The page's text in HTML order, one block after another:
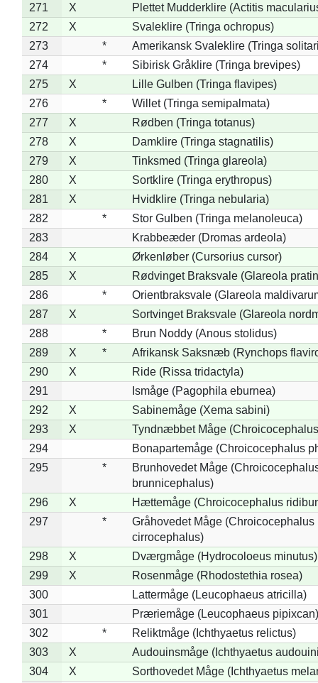
271
X
Plettet Mudderklire (Actitis
272
X
Svaleklire (Tringa ochropus)
273
*
Amerikansk Svaleklire (Tringa
274
*
Sibirisk Gråklire (Tringa brevipes)
275
X
Lille Gulben (Tringa flavipes)
276
*
Willet (Tringa semipalmata)
277
X
Rødben (Tringa totanus)
278
X
Damklire (Tringa stagnatilis)
279
X
Tinksmed (Tringa glareola)
280
X
Sortklire (Tringa erythropus)
281
X
Hvidklire (Tringa nebularia)
282
*
Stor Gulben (Tringa melanoleuca)
283
Krabbeæder (Dromas ardeola)
284
X
Ørkenløber (Cursorius cursor)
285
X
Rødvinget Braksvale (Glareola
286
*
Orientbraksvale (Glareola
287
X
Sortvinget Braksvale (Glareola
288
*
Brun Noddy (Anous stolidus)
289
X *
Afrikansk Saksnæb (Rynchops
290
X
Ride (Rissa tridactyla)
291
Ismåge (Pagophila eburnea)
292
X
Sabinemåge (Xema sabini)
293
X
Tyndnæbbet Måge
294
Bonapartemåge (Chroicocephalus
295
*
Brunhovedet Måge
brunnicephalus)
296
X
Hættemåge (Chroicocephalus
297
*
Gråhovedet Måge (Chroicocephalus
cirrocephalus)
298
X
Dværgmåge (Hydrocoloeus minutus)
299
X
Rosenmåge (Rhodostethia rosea)
300
Lattermåge (Leucophaeus atricilla)
301
Præriemåge (Leucophaeus pipixcan)
302
*
Reliktmåge (Ichthyaetus relictus)
303
X
Audouinsmåge (Ichthyaetus
304
X
Sorthovedet Måge (Ichthyaetus